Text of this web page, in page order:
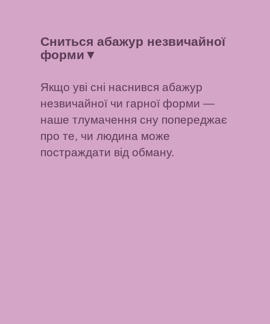
Сниться абажур незвичайної
форми ▼
Якщо уві сні наснився абажур
незвичайної чи гарної форми —
наше тлумачення сну попереджає
про те, чи людина може
постраждати від обману.